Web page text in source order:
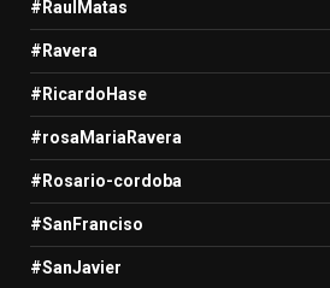
#RaulMatas
#Ravera
#RicardoHase
#rosaMariaRavera
#Rosario-cordoba
#SanFranciso
#SanJavier